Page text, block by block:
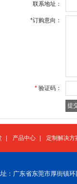
联系地址：
*订购意向：
* 验证码：
产品中心 定制解决方
：广东省东莞市厚街镇